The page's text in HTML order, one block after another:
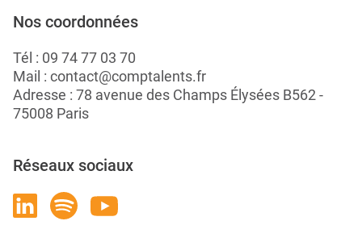
Nos coordonnées
Tél : 09 74 77 03 70
Mail : contact@comptalents.fr
Adresse : 78 avenue des Champs Élysées B562 -
75008 Paris
Réseaux sociaux